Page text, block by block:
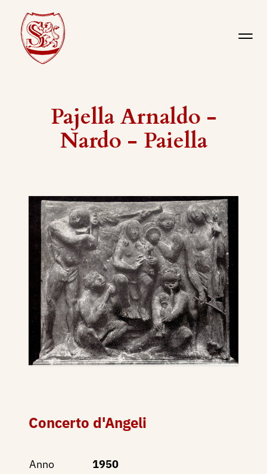
Pajella Arnaldo -
Nardo - Paiella
Concerto d'Angeli
Anno
1950